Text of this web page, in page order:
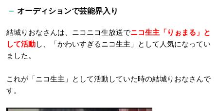
オーディションで芸能界入り
結城りおなさんは、ニコニコ生放送でニコ生主「りぉまる」と
して活動し、「かわいすぎるニコ生主」として人気になってい
ました。
これが「ニコ生主」として活動していた時の結城りおなさんで
す。